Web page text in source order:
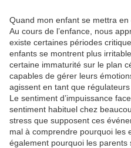
Quand mon enfant se mettra
Au cours de l’enfance, nous
existe certaines périodes
enfants se montrent plus
certaine immaturité sur le plan
capables de gérer leurs
agissent en tant que
Le sentiment d’impuissance
sentiment habituel chez
stress que supposent ces
mal à comprendre pourquoi les
également pourquoi les